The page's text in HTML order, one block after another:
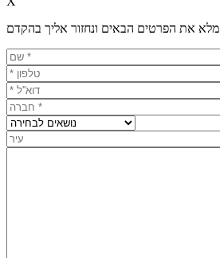
מלא את הפרטים הבאים ונחזור אליך בהקדם